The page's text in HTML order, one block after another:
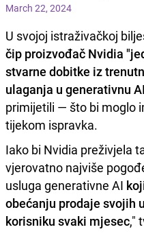
March 22, 2024
U svojoj istraživačkoj
čip proizvođač Nvidia
stvarne dobitke iz
ulaganja u generativnu AI
primijetili — što bi moglo
tijekom ispravka.
Iako bi Nvidia preživjela
vjerovatno najviše
usluga generativne AI
obećanju prodaje svojih
korisniku svaki mjesec,"